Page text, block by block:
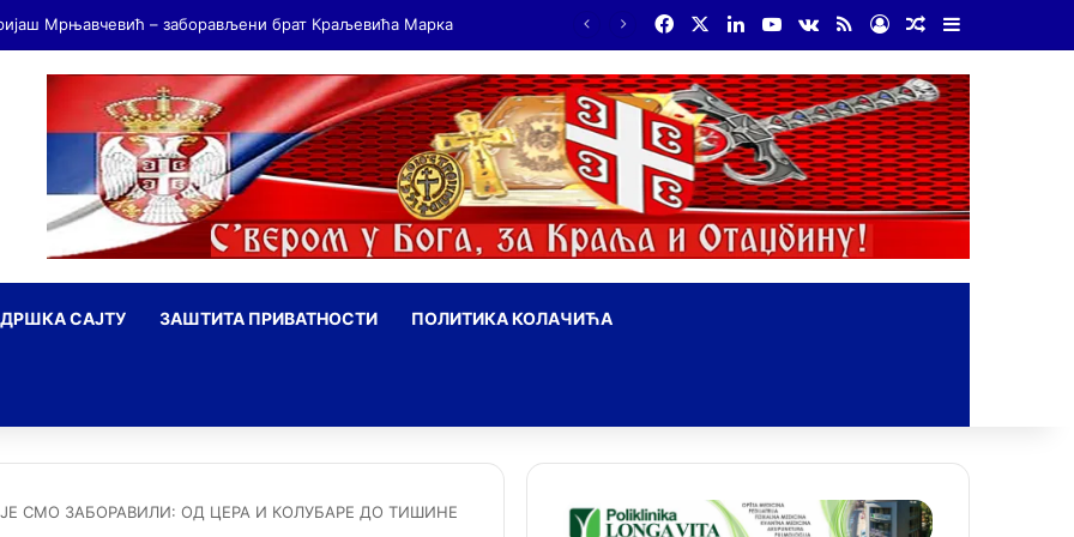
FacebookLinkedInYouTube
vk.com
RSS Log InRandom Article
САЈТУ ЗАШТИТА ПРИВАТНОСТИ ПОЛИТИКА КОЛАЧИЋА
СМО ЗАБОРАВИЛИ: ОД ЦЕРА И КОЛУБАРЕ ДО ТИШИНЕ